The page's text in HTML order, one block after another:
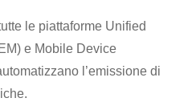
le piattaforme Unified
e Mobile Device
l’emissione di